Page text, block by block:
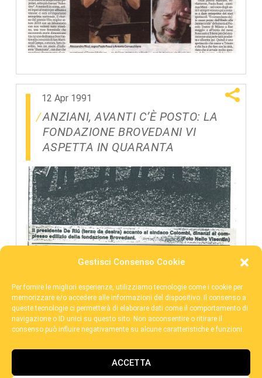
Gestisci Consenso Cookie
Per fornire le migliori esperienze, utilizziamo tecnologie come i cookie per
memorizzare e/o accedere alle informazioni del dispositivo. Il consenso a
queste tecnologie ci permetterà di elaborare dati come il comportamento di
navigazione o ID unici su questo sito. Non acconsentire o ritirare il
consenso può influire negativamente su alcune caratteristiche e funzioni.
ACCETTA
12 Apr 1991
ANZIANI, AVANTI C’È POSTO: LA
FONDAZIONE BROVEDANI VI
ASPETTA IN QUARANTA